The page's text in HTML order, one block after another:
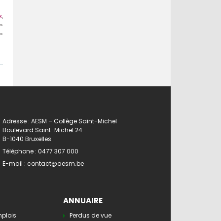
,
»
»
Adresse : AESM – Collège Saint-Michel
Boulevard Saint-Michel 24
B-1040 Bruxelles
Téléphone : 0477 307 000
E-mail : contact@aesm.be
ANNUAIRE
Perdus de vue